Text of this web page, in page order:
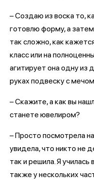
– Создаю из воска то,
готовлю форму, а
так сложно, как
класс или на
агитирует она одну из
руках подвеску с
– Скажите, а как вы
станете ювелиром?
– Просто посмотрела
увидела, что никто не
так и решила. Я
также у нескольких